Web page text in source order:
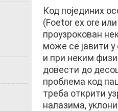
Код појединих
(Foetor ex ore
проузрокован
може се јавити
и при неким
довести до
проблема код
треба открити
налазима,